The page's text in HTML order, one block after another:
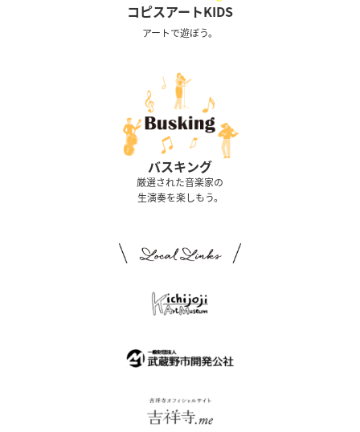
コピスアートKIDS
アートで遊ぼう。
バスキング
厳選された音楽家の
生演奏を楽しもう。